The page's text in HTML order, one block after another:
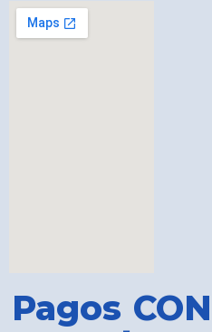
Pagos